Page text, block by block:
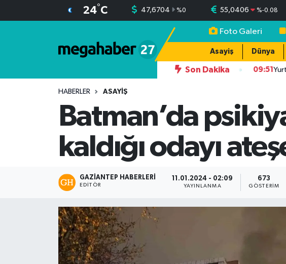
24°C 47,6704 %0 55,0406 %-0.08
Foto Galeri
Asayiş Dünya
Son Dakika
YAZDIĞI 242 OYDAN 174 OYLA İLÇE BAŞKANI OLUYOR 09:51 Yurtta
HABERLER ASAYIŞ
Batman’da
kaldığı odayı
GAZIANTEP HABERLERI
EDITÖR
11.01.2024 - 02:09
YAYINLANMA
673
GÖSTERIM
Süper Lig Puan Durumu ve Fikstür
Tüm Manşetler
Son Dakika Haberleri